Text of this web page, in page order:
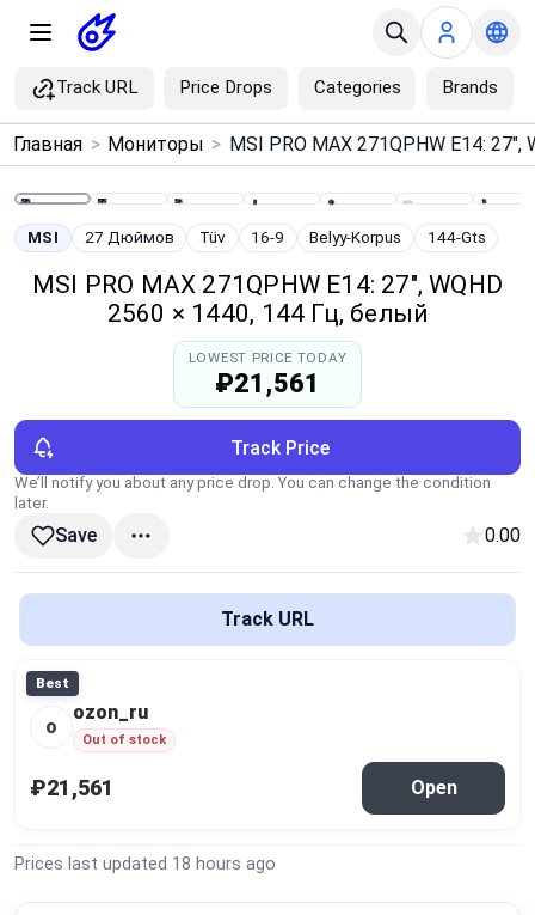
Track URL Price Drops Categories Brands
Menu ×
Home
Search
Categories
Brands
Global Price Tracker
Compare
Главная > Мониторы >
MSI 27 Дюймов Tüv 16-9 Belyy-Korpus 144-Gts
MSI PRO MAX 271QPHW E14: 27", WQHD
2560 × 1440, 144 Гц, белый
LOWEST PRICE TODAY
₽21,561
Track Price
We’ll notify you about any price drop. You can change the condition
later.
Save 0.00
Track URL
Best
o
ozon_ru
Out of stock
₽21,561 Open
Prices last updated 18 hours ago